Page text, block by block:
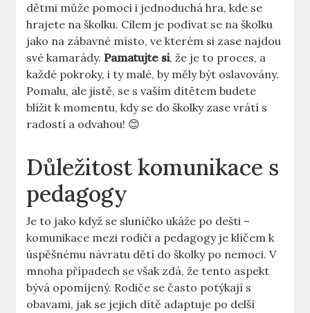
dětmi může pomoci i jednoduchá hra, kde se
hrajete na školku. Cílem je podívat se na školku
jako na zábavné místo, ve kterém si zase najdou
své kamarády.Pamatujte si, že je to proces, a
každé pokroky, i ty malé, by měly být oslavovány.
Pomalu, ale jistě, se s vaším dítětem budete
blížit k momentu, kdy se do školky zase vrátí s
radostí a odvahou! 😊
Důležitost komunikace s
pedagogy
Je to jako když se sluníčko ukáže po dešti –
komunikace mezi rodiči a pedagogy je klíčem k
úspěšnému návratu dětí do školky po nemoci. V
mnoha případech se však zdá, že tento aspekt
bývá opomíjený. Rodiče se často potýkají s
obavami, jak se jejich dítě adaptuje po delší